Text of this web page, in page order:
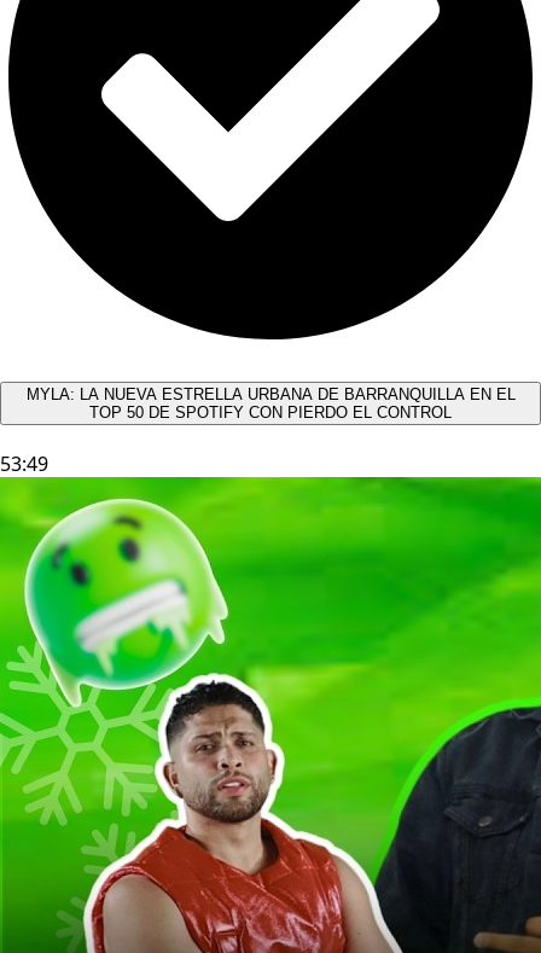
MYLA: LA NUEVA ESTRELLA URBANA DE BARRANQUILLA EN EL
TOP 50 DE SPOTIFY CON PIERDO EL CONTROL
53:49